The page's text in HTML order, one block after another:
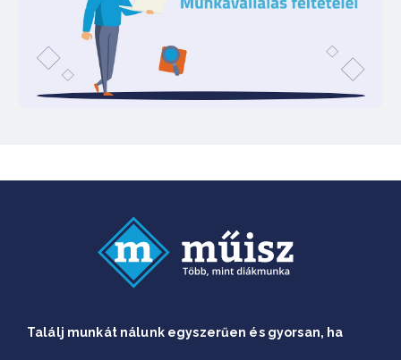
Találj munkát nálunk egyszerűen és gyorsan, ha